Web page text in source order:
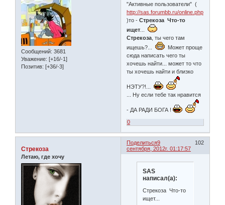
Сообщений: 3681
Уважение: [+16/-1]
Позитив: [+36/-3]
"Активные пользователи" (
http://sas.forumbb.ru/online.php
)то -Стрекоза Что-то
ищет ...
Стрекоза , ты чего там
ищешь?...
Может проще
сюда написать чего ты
хочешь найти... может то что
ты хочешь найти и близко
НЭТУ?!...
... Ну если тебе так нравится
- ДА РАДИ БОГА !
0
Поделиться 102
9
сентября, 2012г. 01:17:57
Стрекоза
Летаю, где хочу
SAS
написал(а):
Стрекоза Что-то
ищет...